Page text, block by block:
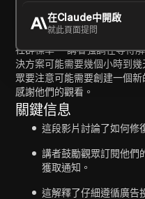
在Claude中開啟
就此頁面提問
後進入解決方案。 教程指導
Facebook的幫助和支持報
題。 觀眾被告知使用市場的
社群標準。 講者強調在等待
決方案可能需要幾個小時到
眾要注意可能需要創建一個
感謝他們的觀看。
關鍵信息
這段影片討論了如何修
講者鼓勵觀眾訂閱他們
獲取通知。
這解釋了仔細遵循廣告